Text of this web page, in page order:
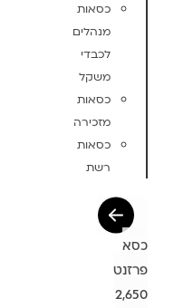
כסאות
מנהלים
לכבדי
משקל
כסאות
מזכירה
כסאות
רשת
כסא
פרזנט
2,650